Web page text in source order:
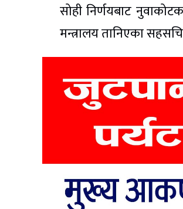
सोही निर्णयबाट
मन्त्रालय तानिएका